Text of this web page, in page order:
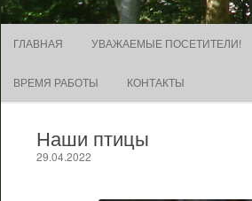
ГЛАВНАЯ УВАЖАЕМЫЕ ПОСЕТИТЕЛИ!
ВРЕМЯ РАБОТЫ КОНТАКТЫ
Наши птицы
29.04.2022